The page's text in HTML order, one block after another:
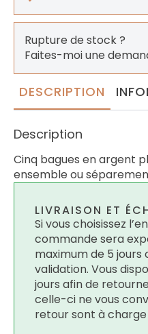
Rupture de stock ?
Faites-moi une
DESCRIPTION
Description
Cinq bagues en argent
ensemble ou
LIVRAISON ET
Si vous choisissez
commande sera
maximum de 5 jours
validation. Vous
jours afin de
celle-ci ne vous
retour sont à